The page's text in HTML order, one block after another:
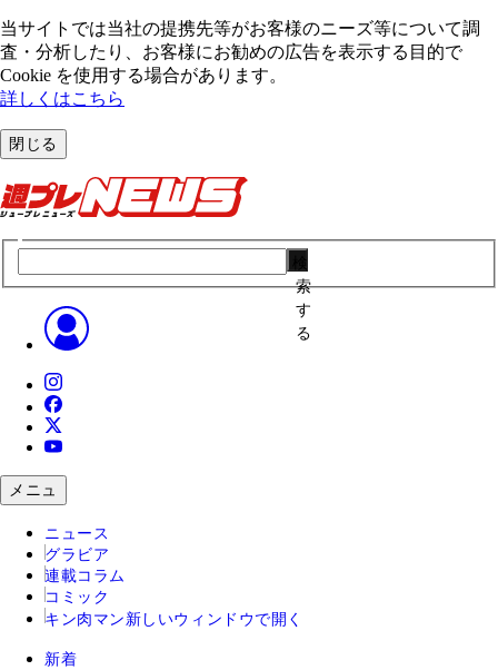
当サイトでは当社の提携先等がお客様のニーズ等について調
査・分析したり、お客様にお勧めの広告を表⽰する⽬的で
Cookie を使⽤する場合があります。
詳しくはこちら
閉じる
索
す
る
メニュ
ニュース
グラビア
連載コラム
コミック
キン肉マン 新しいウィンドウで開く
新着